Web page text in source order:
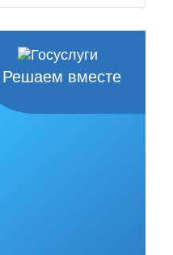
Решаем вместе